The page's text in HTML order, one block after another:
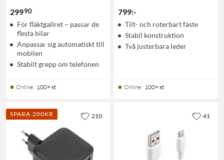
29990
För fläktgallret – passar de
flesta bilar
Anpassar sig automatiskt till
mobilen
Stabilt grepp om telefonen
Online: 100+ st
799:-
Tilt- och roterbart fäste
Stabil konstruktion
Två justerbara leder
Online: 100+ st
SPARA 200KR 210 41